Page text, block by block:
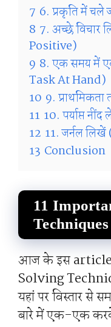
7 6. प्रकृति में
8 7. अच्छे
Positive)
9 8. एक समय में
Task At Hand)
10 9.
11 10. पर्याप्त
12 11. जर्नल
13 Conclusion
11
Techniques
आज के इस article
Solving
यहां पर विस्तार से
बारे में एक-एक